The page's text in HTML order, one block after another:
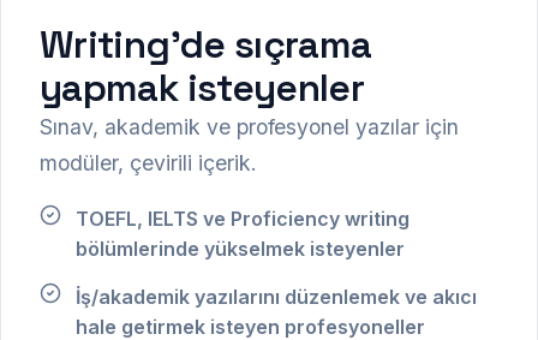
Writing’de sıçrama
yapmak isteyenler
Sınav, akademik ve profesyonel yazılar için
modüler, çevirili içerik.
TOEFL, IELTS ve Proficiency writing
bölümlerinde yükselmek isteyenler
İş/akademik yazılarını düzenlemek ve akıcı
hale getirmek isteyen profesyoneller